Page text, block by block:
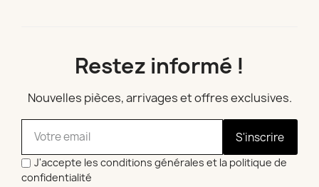
Restez informé !
Nouvelles pièces, arrivages et offres exclusives.
S'inscrire
J'accepte les conditions générales et la politique de
confidentialité